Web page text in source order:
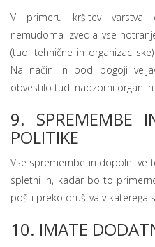
V primeru kršitev varstva
nemudoma izvedla vse
(tudi tehnične in
Na način in pod pogoji
obvestilo tudi nadzorni organ
9. SPREMEMBE
POLITIKE
Vse spremembe in dopolnitve
spletni in, kadar bo to
pošti preko društva v katerega
10. IMATE